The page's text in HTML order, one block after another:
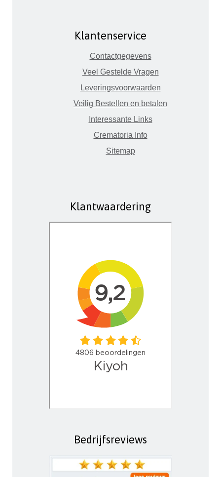
Klantenservice
Contactgegevens
Veel Gestelde Vragen
Leveringsvoorwaarden
Veilig Bestellen en betalen
Interessante Links
Crematoria Info
Sitemap
Klantwaardering
Bedrijfsreviews